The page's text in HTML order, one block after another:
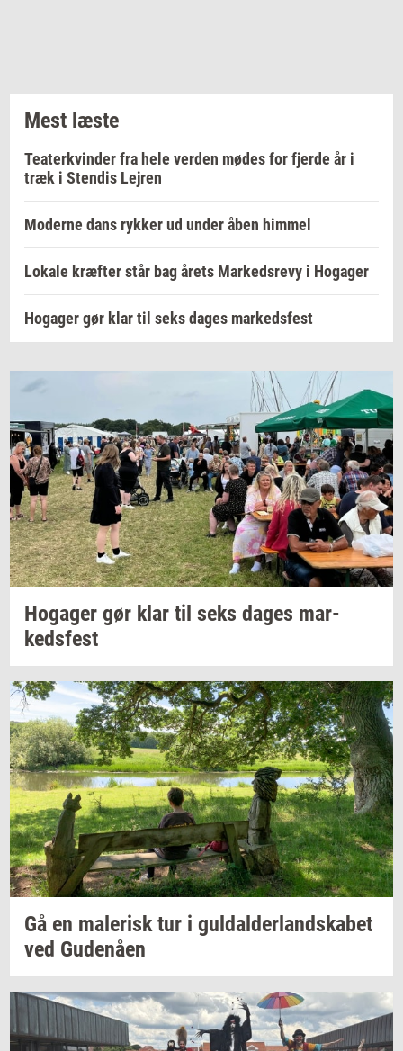
Mest læste
Teaterkvinder fra hele verden mødes for fjerde år i
træk i Stendis Lejren
Moderne dans rykker ud under åben himmel
Lokale kræfter står bag årets Markedsrevy i Hogager
Hogager gør klar til seks dages markedsfest
Ho­ga­ger gør klar til seks dages mar­
keds­fest
Gå en ma­le­risktur i gul­dal­der­land­ska­bet
ved Gu­denå­en